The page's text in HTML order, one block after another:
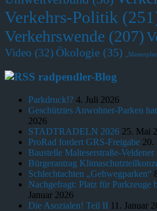
Verkehrs-Politik
Verkehrswende (207)
Video (32) Ökologie (35)
radpendler-Blog
Parkdruck!? 4. Juli 2026
Geschütztes Anwohner-Parken
2026
STADTRADELN 2026 25. Mai
ProRad fordert GRS-Freigabe 20.
Baustelle Malteserstraße-Veldener
Bürgerantrag
Schlechtachten „Gehwegparken“
Nachgefragt: Platz für Parkzeuge
Januar 2026
Die Asozialen! Teil II 11. Januar